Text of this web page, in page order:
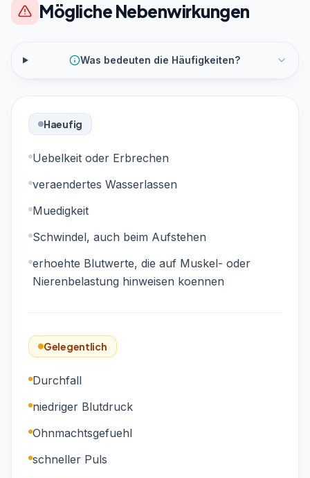
Mögliche Nebenwirkungen
Was bedeuten die Häufigkeiten?
Haeufig
Uebelkeit oder Erbrechen
veraendertes Wasserlassen
Muedigkeit
Schwindel, auch beim Aufstehen
erhoehte Blutwerte, die auf Muskel- oder
Nierenbelastung hinweisen koennen
Gelegentlich
Durchfall
niedriger Blutdruck
Ohnmachtsgefuehl
schneller Puls